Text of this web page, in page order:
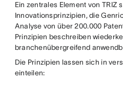
Ein zentrales Element von TRIZ
Innovationsprinzipien, die
Analyse von über 200.000
Prinzipien beschreiben
branchenübergreifend
Die Prinzipien lassen sich in
einteilen: